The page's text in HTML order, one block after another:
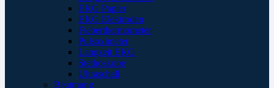
EKG Papier
EKG Elektroden
Fieberthermometer
Pulsoximeter
Langzeit EKG
Stethoskope
Ultraschall
Beatmung